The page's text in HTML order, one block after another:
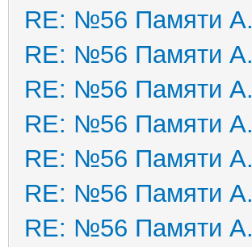
RE: №56 Памяти
RE: №56 Памяти
RE: №56 Памяти
RE: №56 Памяти
RE: №56 Памяти
RE: №56 Памяти
RE: №56 Памяти